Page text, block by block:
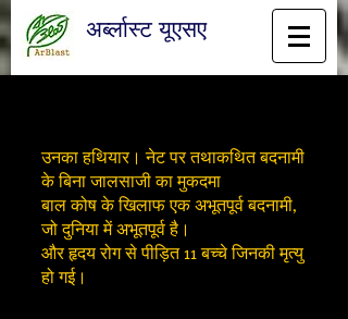
अर्ब्लास्ट यूएसए
उनका हथियार। नेट पर तथाकथित बदनामी
के बिना जालसाजी का मुकदमा
बाल कोष के खिलाफ एक अभूतपूर्व बदनामी,
जो दुनिया में अभूतपूर्व है।
और हृदय रोग से पीड़ित 11 बच्चे जिनकी मृत्यु
हो गई।